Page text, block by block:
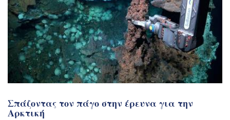
Σπάζοντας τον πάγο στην έρευνα για την
Αρκτική